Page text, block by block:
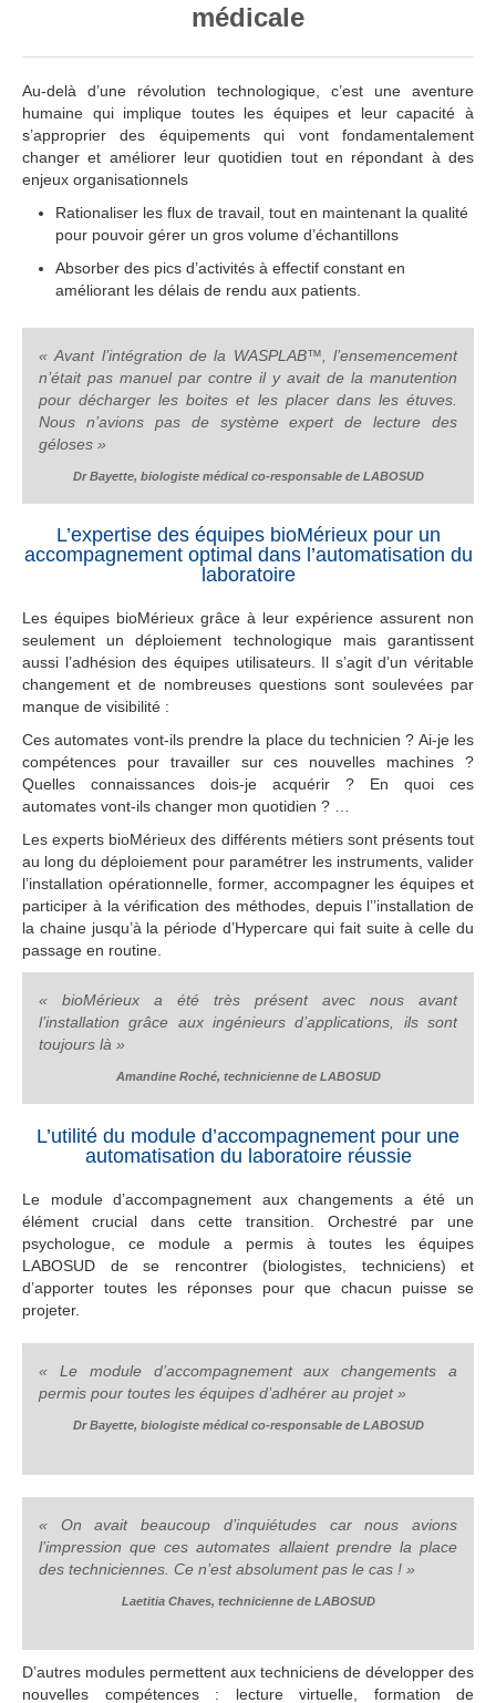
médicale
Au-delà d’une révolution technologique, c’est une aventure
humaine qui implique toutes les équipes et leur capacité à
s’approprier des équipements qui vont fondamentalement
changer et améliorer leur quotidien tout en répondant à des
enjeux organisationnels
Rationaliser les flux de travail, tout en maintenant la qualité
pour pouvoir gérer un gros volume d’échantillons
Absorber des pics d’activités à effectif constant en
améliorant les délais de rendu aux patients.
« Avant l’intégration de la WASPLAB™, l’ensemencement
n’était pas manuel par contre il y avait de la manutention
pour décharger les boites et les placer dans les étuves.
Nous n’avions pas de système expert de lecture des
géloses »
Dr Bayette, biologiste médical co-responsable de LABOSUD
L’expertise des équipes bioMérieux pour un
accompagnement optimal dans l’automatisation du
laboratoire
Les équipes bioMérieux grâce à leur expérience assurent non
seulement un déploiement technologique mais garantissent
aussi l’adhésion des équipes utilisateurs. Il s’agit d’un véritable
changement et de nombreuses questions sont soulevées par
manque de visibilité :
Ces automates vont-ils prendre la place du technicien ? Ai-je les
compétences pour travailler sur ces nouvelles machines ?
Quelles connaissances dois-je acquérir ? En quoi ces
automates vont-ils changer mon quotidien ? …
Les experts bioMérieux des différents métiers sont présents tout
au long du déploiement pour paramétrer les instruments, valider
l’installation opérationnelle, former, accompagner les équipes et
participer à la vérification des méthodes, depuis l’’installation de
la chaine jusqu’à la période d’Hypercare qui fait suite à celle du
passage en routine.
« bioMérieux a été très présent avec nous avant
l’installation grâce aux ingénieurs d’applications, ils sont
toujours là »
Amandine Roché, technicienne de LABOSUD
L’utilité du module d’accompagnement pour une
automatisation du laboratoire réussie
Le module d’accompagnement aux changements a été un
élément crucial dans cette transition. Orchestré par une
psychologue, ce module a permis à toutes les équipes
LABOSUD de se rencontrer (biologistes, techniciens) et
d’apporter toutes les réponses pour que chacun puisse se
projeter.
« Le module d’accompagnement aux changements a
permis pour toutes les équipes d’adhérer au projet »
Dr Bayette, biologiste médical co-responsable de LABOSUD
« On avait beaucoup d’inquiétudes car nous avions
l’impression que ces automates allaient prendre la place
des techniciennes. Ce n’est absolument pas le cas ! »
Laetitia Chaves, technicienne de LABOSUD
D’autres modules permettent aux techniciens de développer des
nouvelles compétences : lecture virtuelle, formation de